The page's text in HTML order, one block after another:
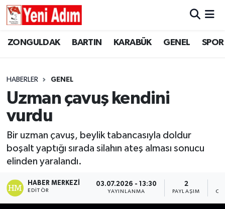
ZONGULDAK BARTIN KARABÜK GENEL SPOR
HABERLER GENEL
Uzman çavuş kendini
vurdu
Bir uzman çavuş, beylik tabancasıyla doldur
boşalt yaptığı sırada silahın ateş alması sonucu
elinden yaralandı.
HABER MERKEZI
EDITÖR
03.07.2026 - 13:30
YAYINLANMA
2
PAYLAŞIM
ZONGULDAK
GÜNCEL
SİYASET
RESMİ İLAN
ZONGULDAK
GENEL
SPOR
SİYASET
SAĞLIK
Zonguldak Hava Durumu
Süper Lig Puan Durumu ve Fikstür
Tüm Manşetler
Son Dakika Haberleri
Haber Arşivi